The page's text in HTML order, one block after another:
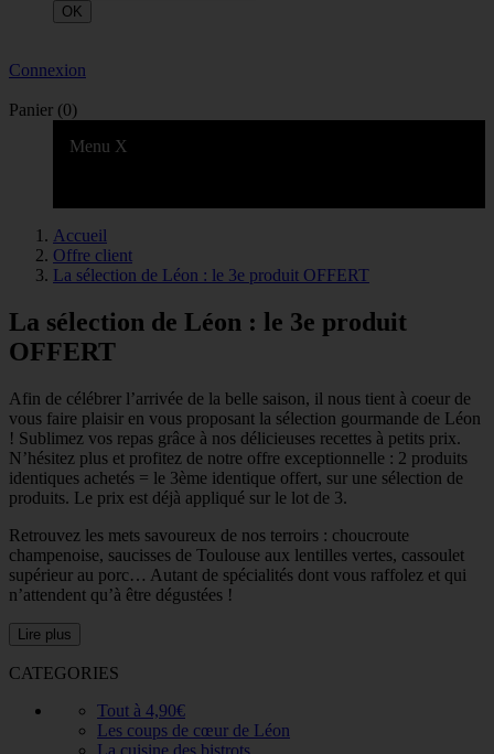
OK
Connexion
Panier (0)
Menu X
Accueil
Offre client
La sélection de Léon : le 3e produit OFFERT
La sélection de Léon : le 3e produit
OFFERT
Afin de célébrer l’arrivée de la belle saison, il nous tient à coeur de
vous faire plaisir en vous proposant la sélection gourmande de Léon
! Sublimez vos repas grâce à nos délicieuses recettes à petits prix.
N’hésitez plus et profitez de notre offre exceptionnelle : 2 produits
identiques achetés = le 3ème identique offert, sur une sélection de
produits. Le prix est déjà appliqué sur le lot de 3.
Retrouvez les mets savoureux de nos terroirs : choucroute
champenoise, saucisses de Toulouse aux lentilles vertes, cassoulet
supérieur au porc… Autant de spécialités dont vous raffolez et qui
n’attendent qu’à être dégustées !
Lire plus
CATEGORIES
Tout à 4,90€
Les coups de cœur de Léon
La cuisine des bistrots